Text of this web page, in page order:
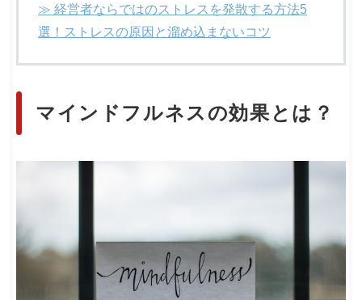
≫ 経営者ならではのストレスを発散する方法5
選！ストレスの原因と溜め込まないコツ
マインドフルネスの効果とは？